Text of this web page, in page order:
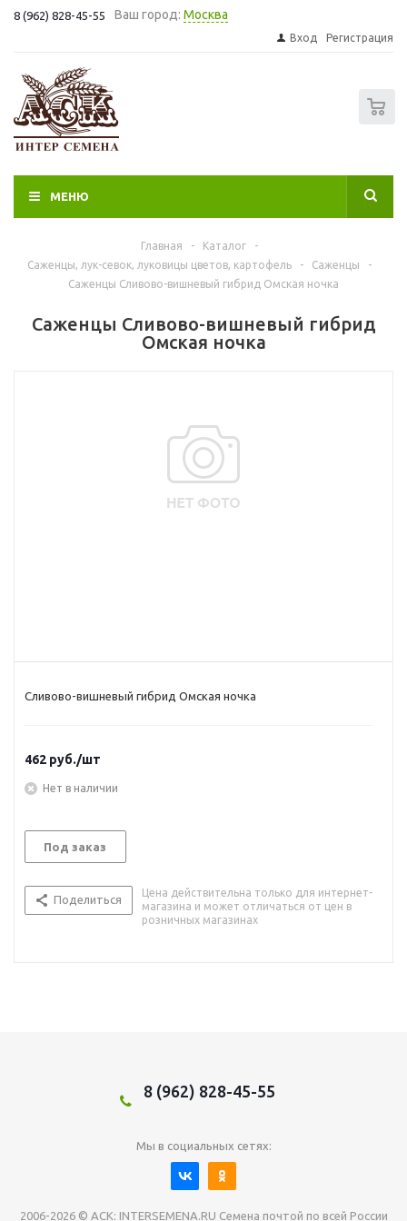
8 (962) 828-45-55 Ваш город: Москва
Вход Регистрация
МЕНЮ
Главная - Каталог
-
Саженцы, лук-севок, луковицы цветов, картофель
- Саженцы
-
Саженцы Сливово-вишневый гибрид Омская ночка
Саженцы Сливово-вишневый гибрид
Омская ночка
Сливово-вишневый гибрид Омская ночка
462 руб./шт
Нет в наличии
Под заказ
Поделиться
Цена действительна только для интернет-
магазина и может отличаться от цен в
розничных магазинах
8 (962) 828-45-55
Мы в социальных сетях:
2006-2026 © АСК: INTERSEMENA.RU Семена почтой по всей России